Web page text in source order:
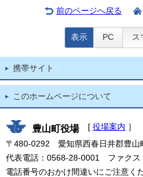
前のページへ戻る
表示 PC ス
携帯サイト
このホームページについて
豊山町役場 [ 役場案内 ］
〒480-0292 愛知県西春日井郡豊山
代表電話：0568-28-0001 ファクス
電話番号のおかけ間違いにご注意く